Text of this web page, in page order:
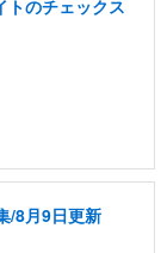
トのチェックス
/8月9日更新